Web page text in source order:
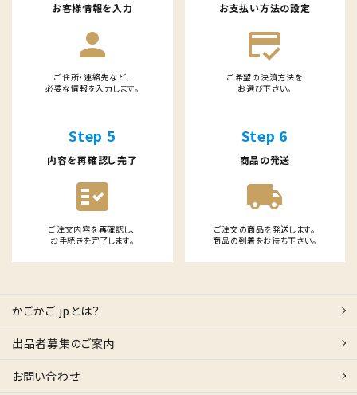
お客様情報を入力
person
ご住所・連絡先など、
必要な情報を入力します。
お支払い方法の設定
credit_score
ご希望の決済方法を
お選び下さい。
Step 5
内容を再確認し完了
fact_check
ご注文内容を再確認し、
お手続きを完了します。
Step 6
商品の発送
local_shipping
ご注文の商品を発送します。
商品の到着をお待ち下さい。
かごかご.jpとは？
出品者募集のご案内
お問い合わせ